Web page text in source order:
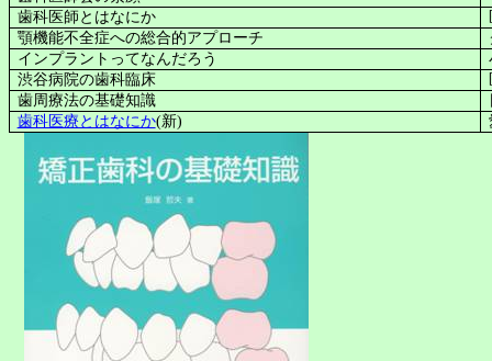
歯科医師とはなにか
顎機能不全症への総合的アプローチ
インプラントってなんだろう
渋谷病院の歯科臨床
歯周療法の基礎知識
歯科医療とはなにか(新)